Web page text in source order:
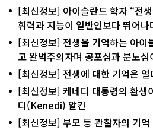
[최신정보] 아이슬란드 학자 “전
휘력과 지능이 일반인보다 뛰어나
[최신정보] 전생을 기억하는 아이
고 완벽주의자며 공포심과 분노심
[최신정보] 전생에 대한 기억은
[최신정보] 케네디 대통령의 환생
디(Kenedi) 알킨
[최신정보] 부모 등 관찰자의 기억